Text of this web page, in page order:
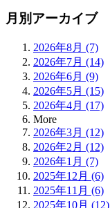
月別アーカイブ
2026年8月 (7)
2026年7月 (14)
2026年6月 (9)
2026年5月 (15)
2026年4月 (17)
More
2026年3月 (12)
2026年2月 (12)
2026年1月 (7)
2025年12月 (6)
2025年11月 (6)
2025年10月 (12)